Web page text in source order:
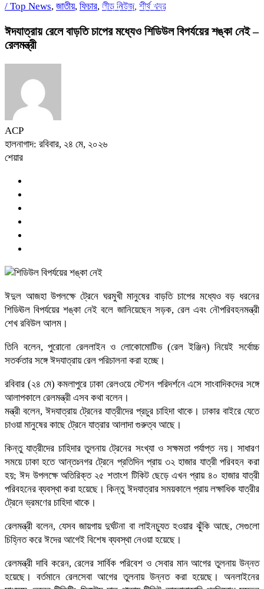
সর্বশেষ
জুলাই গণঅভ্যুত্থানের দুই যোদ্ধাকে অটোরিকশা-রিকশা
/ Top News, জাতীয়, ফিচার, লীড নিউজ, শীর্ষ খবর
ঈদযাত্রায় রেলে বাড়তি চাপের মধ্যেও শিডিউল বিপর্যয়ের শঙ্কা নেই –
রেলমন্ত্রী
ACP
হালনাগাদ: রবিবার, ২৪ মে, ২০২৬
শেয়ার
ঈদুল আজহা উপলক্ষে ট্রেনে ঘরমুখী মানুষের বাড়তি চাপের মধ্যেও বড় ধরনের
শিডিঊল বিপর্যয়ের শঙ্কা নেই বলে জানিয়েছেন সড়ক, রেল এবং নৌপরিবহনমন্ত্রী
শেখ রবিউল আলম।
তিনি বলেন, পুরোনো রেললাইন ও লোকোমোটিভ (রেল ইঞ্জিন) নিয়েই সর্বোচ্চ
সতর্কতার সঙ্গে ঈদযাত্রায় রেল পরিচালনা করা হচ্ছে।
রবিবার (২৪ মে) কমলাপুরে ঢাকা রেলওয়ে স্টেশন পরিদর্শনে এসে সাংবাদিকদের সঙ্গে
আলাপকালে রেলমন্ত্রী এসব কথা বলেন।
মন্ত্রী বলেন, ঈদযাত্রায় ট্রেনের যাত্রীদের প্রচুর চাহিদা থাকে। ঢাকার বাইরে যেতে
চাওয়া মানুষের কাছে ট্রেনে যাত্রার আলাদা গুরুত্ব আছে।
কিন্তু যাত্রীদের চাহিদার তুলনায় ট্রেনের সংখ্যা ও সক্ষমতা পর্যাপ্ত নয়। সাধারণ
সময়ে ঢাকা হতে আন্তঃনগর ট্রেনে প্রতিদিন প্রায় ৩২ হাজার যাত্রী পরিবহন করা
হয়; ঈদ উপলক্ষে অতিরিক্ত ২৫ শতাংশ টিকিট ছেড়ে এখন প্রায় ৪০ হাজার যাত্রী
পরিবহনের ব্যবস্থা করা হয়েছে। কিন্তু ঈদযাত্রার সময়কালে প্রায় লক্ষাধিক যাত্রীর
ট্রেনে ভ্রমণের চাহিদা থাকে।
রেলমন্ত্রী বলেন, যেসব জায়গায় দুর্ঘটনা বা লাইনচ্যুত হওয়ার ঝুঁকি আছে, সেগুলো
চিহ্নিত করে ঈদের আগেই বিশেষ ব্যবস্থা নেওয়া হয়েছে।
রেলমন্ত্রী দাবি করেন, রেলের সার্বিক পরিবেশ ও সেবার মান আগের তুলনায় উন্নত
হয়েছে। বর্তমানে রেলসেবা আগের তুলনায় উন্নত করা হয়েছে। অনলাইনের